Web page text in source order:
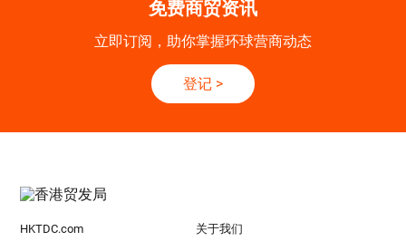
免费商贸资讯
立即订阅，助你掌握环球营商动态
登记 >
HKTDC.com 关于我们